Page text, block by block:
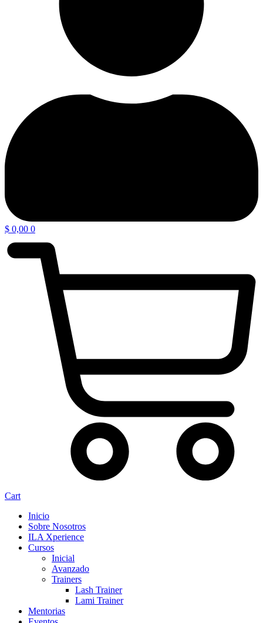
$ 0,00 0
Cart
Inicio
Sobre Nosotros
ILA Xperience
Cursos
Inicial
Avanzado
Trainers
Lash Trainer
Lami Trainer
Mentorias